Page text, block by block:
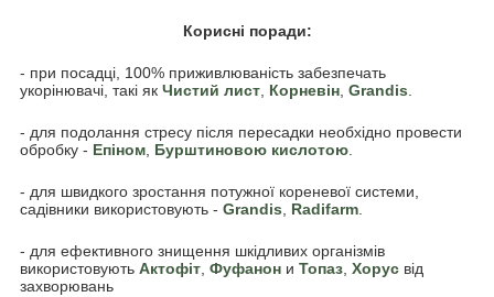
Корисні поради:
- при посадці, 100% приживлюваність забезпечать
укорінювачі, такі як Чистий лист Корневін Grandis
- для подолання стресу після пересадки необхідно провести
обробку - Епіном Бурштиновою кислотою
- для швидкого зростання потужної кореневої системи,
садівники використовують - Grandis Radifarm
- для ефективного знищення шкідливих організмів
використовують Актофіт Фуфанон и Топаз Хорус від
захворювань